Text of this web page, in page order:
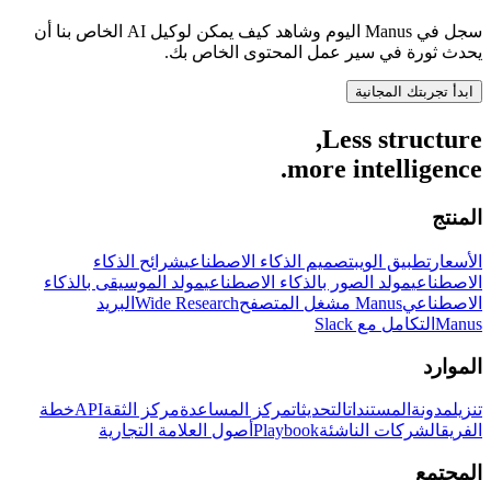
سجل في Manus اليوم وشاهد كيف يمكن لوكيل AI الخاص بنا أن
يحدث ثورة في سير عمل المحتوى الخاص بك.
ابدأ تجربتك المجانية
Less structure,
more intelligence.
المنتج
الأسعار تطبيق الويبتصميم الذكاء الاصطناعيشرائح الذكاء
الاصطناعيمولد الصور بالذكاء الاصطناعيمولد الموسيقى بالذكاء
الاصطناعيManus مشغل المتصفح Wide Research البريد
Manus التكامل مع Slack
الموارد
تنزيلمدونة المستنداتالتحديثاتمركز المساعدةمركز الثقةAPIخطة
الفريقالشركات الناشئةPlaybook أصول العلامة التجارية
المجتمع